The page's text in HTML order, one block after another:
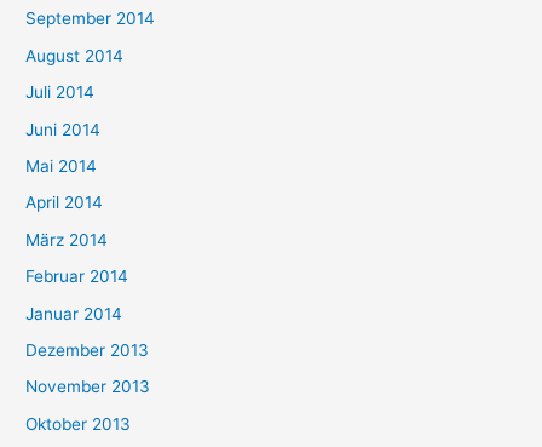
September 2014
August 2014
Juli 2014
Juni 2014
Mai 2014
April 2014
März 2014
Februar 2014
Januar 2014
Dezember 2013
November 2013
Oktober 2013